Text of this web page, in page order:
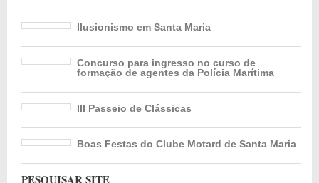
Ilusionismo em Santa Maria
Concurso para ingresso no curso de
formação de agentes da Polícia Marítima
III Passeio de Clássicas
Boas Festas do Clube Motard de Santa Maria
PESQUISAR SITE